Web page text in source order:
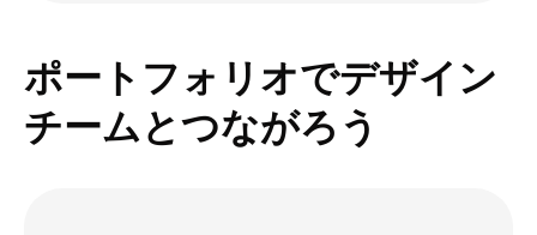
ポートフォリオでデザイン
チームとつながろう